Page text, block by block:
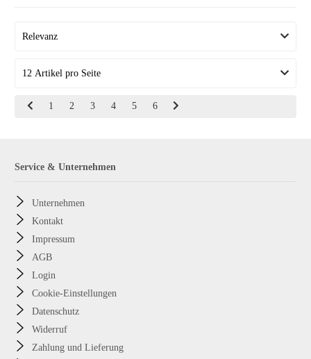
1 2 3 4 5 6
Service & Unternehmen
Unternehmen
Kontakt
Impressum
AGB
Login
Cookie-Einstellungen
Datenschutz
Widerruf
Zahlung und Lieferung